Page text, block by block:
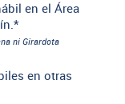
en el Área
ni Girardota
en otras